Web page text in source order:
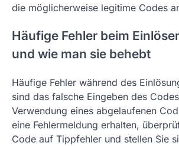
die möglicherweise legitime Codes
Häufige Fehler beim
und wie man sie behebt
Häufige Fehler während des
sind das falsche Eingeben des
Verwendung eines abgelaufenen
eine Fehlermeldung erhalten,
Code auf Tippfehler und stellen Sie